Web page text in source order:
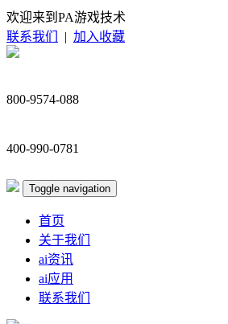
欢迎来到PA游戏技术
联系我们
| 加入收藏
800-9574-088
400-990-0781
Toggle navigation
首页
关于我们
ai资讯
ai应用
联系我们